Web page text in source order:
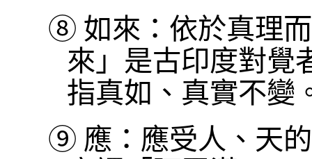
⑧ 如來：依於真理
來」是古印度對覺
指真如、真實不變
⑨ 應：應受人、天